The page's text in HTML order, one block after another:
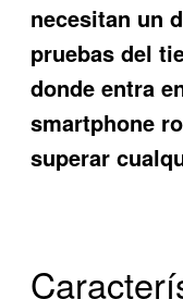
necesitan un
pruebas del
donde entra
smartphone
superar